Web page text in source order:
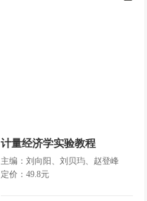
计量经济学实验教程
主编：刘向阳、刘贝玙、赵登峰
定价：49.8元